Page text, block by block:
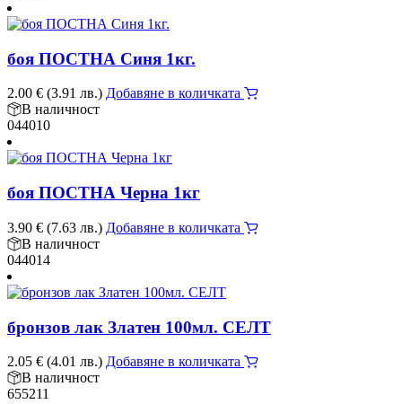
боя ПОСТНА Синя 1кг.
2.00 € (3.91 лв.) Добавяне в количката
В наличност
044010
боя ПОСТНА Черна 1кг
3.90 € (7.63 лв.) Добавяне в количката
В наличност
044014
бронзов лак Златен 100мл. СЕЛТ
2.05 € (4.01 лв.) Добавяне в количката
В наличност
655211